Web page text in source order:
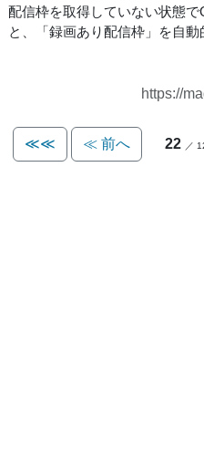
配信枠を取得していない状態
と、「録画あり配信枠」を自動
https://
≪≪ ≪ 前へ 22 ／